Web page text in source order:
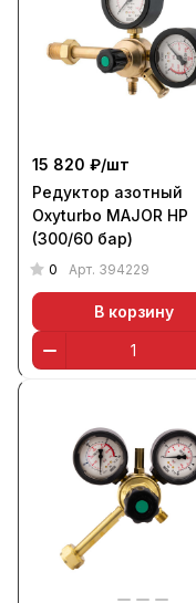
15 820 ₽/шт
Редуктор азотный
Oxyturbo MAJOR HP
(300/60 бар)
0 Арт. 394229
В корзину